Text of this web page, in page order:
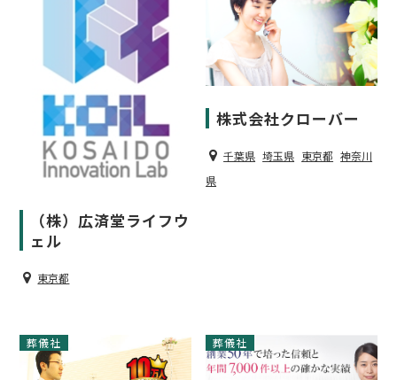
（株）広済堂ライフウ
ェル
東京都
株式会社クローバー
千葉県 埼玉県 東京都 神奈川
県
葬儀社 葬儀社